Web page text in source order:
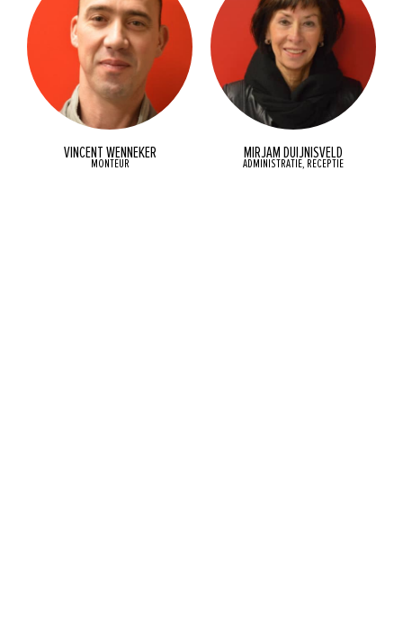
VINCENT WENNEKER
MONTEUR
MIRJAM DUIJNISVELD
ADMINISTRATIE, RECEPTIE